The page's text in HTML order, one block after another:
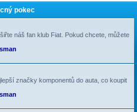
pokec
náš fan klub Fiat. Pokud chcete, můžete
značky komponentů do auta, co koupit